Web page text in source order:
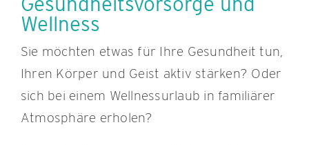
Wellness
Sie möchten etwas für Ihre Gesundheit tun,
Ihren Körper und Geist aktiv stärken? Oder
sich bei einem Wellnessurlaub in familiärer
Atmosphäre erholen?